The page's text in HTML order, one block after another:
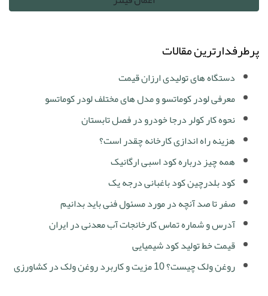
پرطرفدارترین مقالات
دستگاه های تولیدی ارزان قیمت
معرفی لودر کوماتسو و مدل های مختلف لودر کوماتسو
نحوه کار کولر درجا خودرو در فصل تابستان
هزینه راه اندازی کارخانه چقدر است؟
همه چیز درباره کود اسبی ارگانیک
کود بلدرچین کود باغبانی درجه یک
صفر تا صد آنچه در مورد مسئول فنی باید بدانیم
آدرس و شماره تماس کارخانجات آب معدنی در ایران
قیمت خط تولید کود شیمیایی
روغن ولک چیست؟ 10 مزیت و کاربرد روغن ولک در کشاورزی